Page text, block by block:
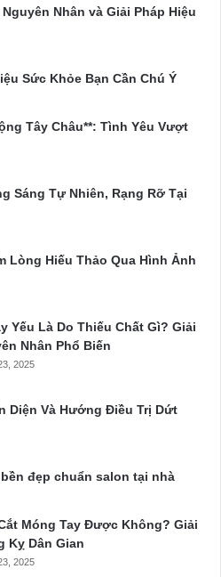
Nhân và Giải Pháp Hiệu
Sức Khỏe Bạn Cần Chú Ý
Tây Châu**: Tình Yêu Vượt
Sáng Tự Nhiên, Rạng Rỡ Tại
Lòng Hiếu Thảo Qua Hình Ảnh
Yếu Là Do Thiếu Chất Gì? Giải
Nhân Phổ Biến
2025
Diện Và Hướng Điều Trị Dứt
đẹp chuẩn salon tại nhà
Móng Tay Được Không? Giải
Kỵ Dân Gian
2025